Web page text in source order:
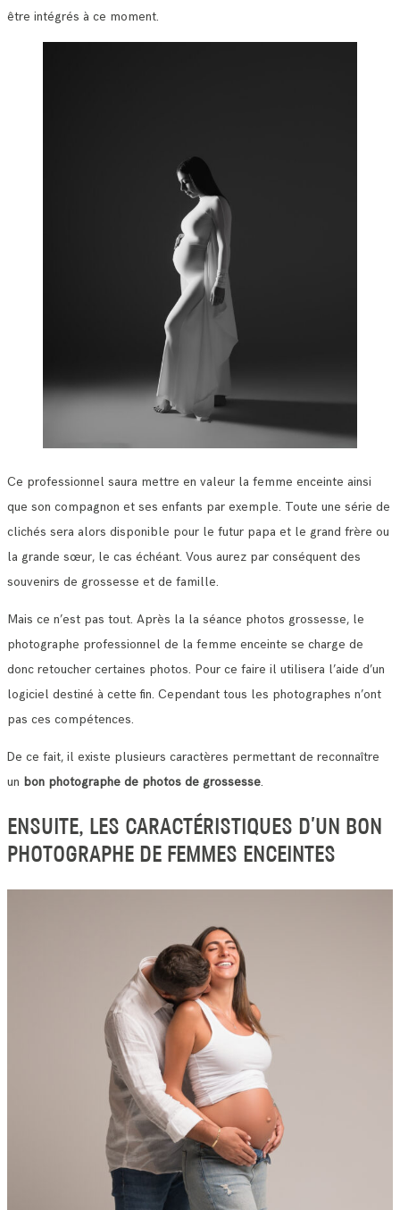
être intégrés à ce moment.
Ce professionnel saura mettre en valeur la femme enceinte ainsi
que son compagnon et ses enfants par exemple. Toute une série de
clichés sera alors disponible pour le futur papa et le grand frère ou
la grande sœur, le cas échéant. Vous aurez par conséquent des
souvenirs de grossesse et de famille.
Mais ce n’est pas tout. Après la la séance photos grossesse, le
photographe professionnel de la femme enceinte se charge de
donc retoucher certaines photos. Pour ce faire il utilisera l’aide d’un
logiciel destiné à cette fin. Cependant tous les photographes n’ont
pas ces compétences.
De ce fait, il existe plusieurs caractères permettant de reconnaître
un bon photographe de photos de grossesse.
ENSUITE, LES CARACTÉRISTIQUES D’UN BON
PHOTOGRAPHE DE FEMMES ENCEINTES